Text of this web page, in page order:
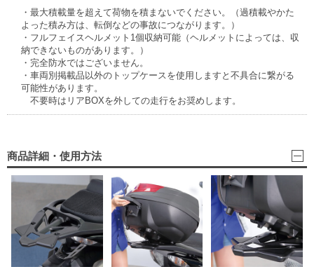
・最大積載量を超えて荷物を積まないでください。（過積載やかた
よった積み方は、転倒などの事故につながります。）
・フルフェイスヘルメット1個収納可能（ヘルメットによっては、収
納できないものがあります。）
・完全防水ではございません。
・車両別掲載品以外のトップケースを使用しますと不具合に繋がる
可能性があります。
不要時はリアBOXを外しての走行をお奨めします。
商品詳細・使用方法